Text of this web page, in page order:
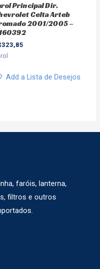
Principal Dir.
Celta Arteb
2001/2005 –
323,85
Add a Lista de Desejos
faróis, lanterna,
filtros e outros